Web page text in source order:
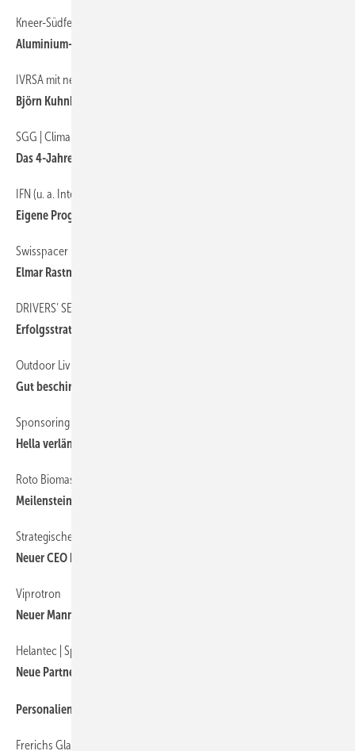
Kneer-Südfenster
Alumini um-Presswerk in Betrieb genommen
IVRSA mit neuem technischen Referenten
Björn Kuhnke wechselt zum IVRSA
SGG | ClimaPlusSecurit Partner
Das 4-Jahreszeiten-Glas
IFN (u. a. Internorm, Neuffer, HSF) begrenzt Rückgänge
Eigene Pro gnosen übertroffen
Swisspacer
Elmar Rastner für Europa
DRIVERS’ SEAT FOLGE 19
Erfolg sstrategien im Preiskampf
Outdoor Living zeigt sich einseitig
Gut beschirmt
Sponsoring im medialen Wintersport-Umfeld
Hella verlängert die Partnerschaft mit dem ÖSV
Roto Biomasseheizwerk
Meil enstein für die CO2-Neutralität
Strategische Führung und internationaler Weitblick
Neuer CEO bei Nice S.p.A.
Viprotron
Neuer Mann im Team
Helantec | Sparklike
Neue Partnerschaft
Personalien
Frerichs Glas